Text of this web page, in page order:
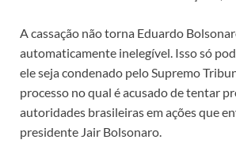
A cassação não torna Eduardo
automaticamente inelegível. Isso só
ele seja condenado pelo Supremo
processo no qual é acusado de tentar
autoridades brasileiras em ações que
presidente Jair Bolsonaro.